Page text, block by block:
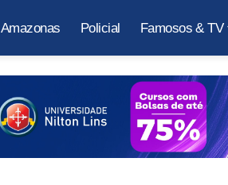
Amazonas Policial Famosos & TV